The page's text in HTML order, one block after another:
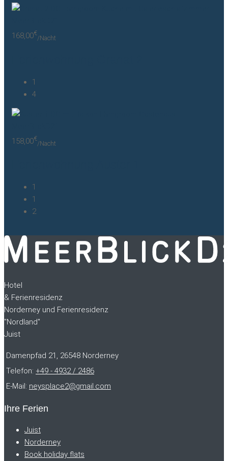
168,00€
/Nacht
1
4
158,00€
/Nacht
1
1
2
Hotel
& Ferienresidenz
Norderney und Ferienresidenz
"Nordland"
Juist
Damenpfad 21, 26548 Norderney
Telefon: +49 - 4932 / 2486
E-Mail: neysplace2@gmail.com
Ihre Ferien
Juist
Norderney
Book holiday flats